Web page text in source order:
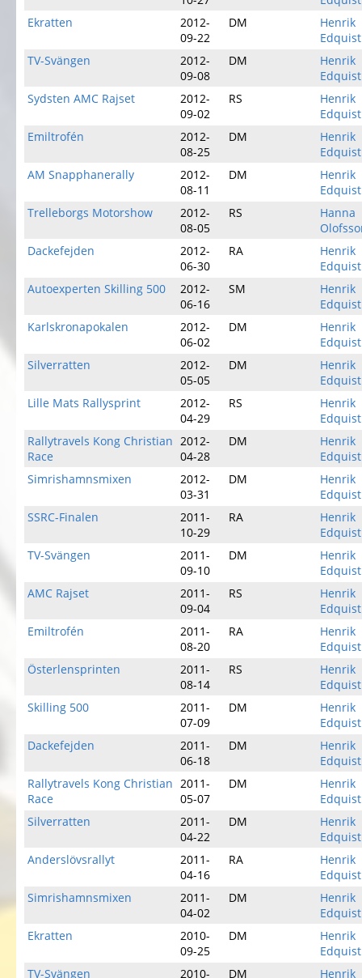
Ekratten
2012-
09-22
DM
Henrik
Edquist
TV-Svängen
2012-
09-08
DM
Henrik
Edquist
Sydsten AMC Rajset
2012-
09-02
RS
Henrik
Edquist
Emiltrofén
2012-
08-25
DM
Henrik
Edquist
AM Snapphanerally
2012-
08-11
DM
Henrik
Edquist
Trelleborgs Motorshow
2012-
08-05
RS
Hanna
Dackefejden
2012-
06-30
RA
Henrik
Edquist
Autoexperten Skilling 500
2012-
06-16
SM
Henrik
Edquist
Karlskronapokalen
2012-
06-02
DM
Henrik
Edquist
Silverratten
2012-
05-05
DM
Henrik
Edquist
Lille Mats Rallysprint
2012-
04-29
RS
Henrik
Edquist
Rallytravels Kong Christian
Race
2012-
04-28
DM
Henrik
Edquist
Simrishamnsmixen
2012-
03-31
DM
Henrik
Edquist
SSRC-Finalen
2011-
10-29
RA
Henrik
Edquist
TV-Svängen
2011-
09-10
DM
Henrik
Edquist
AMC Rajset
2011-
09-04
RS
Henrik
Edquist
Emiltrofén
2011-
08-20
RA
Henrik
Edquist
Österlensprinten
2011-
08-14
RS
Henrik
Edquist
Skilling 500
2011-
07-09
DM
Henrik
Edquist
Dackefejden
2011-
06-18
DM
Henrik
Edquist
Rallytravels Kong Christian
Race
2011-
05-07
DM
Henrik
Edquist
Silverratten
2011-
04-22
DM
Henrik
Edquist
Anderslövsrallyt
2011-
04-16
RA
Henrik
Edquist
Simrishamnsmixen
2011-
04-02
DM
Henrik
Edquist
Ekratten
2010-
09-25
DM
Henrik
Edquist
TV-Svängen
2010- DM Henrik